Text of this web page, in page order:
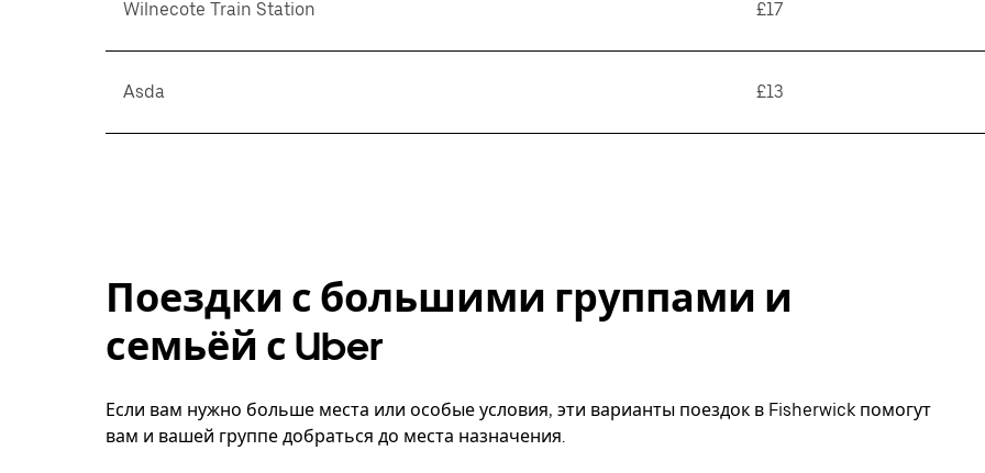
Wilnecote Train Station £17
Asda £13
Поездки с большими группами и
семьёй с Uber
Если вам нужно больше места или особые условия, эти варианты поездок в Fisherwick помогут
вам и вашей группе добраться до места назначения.